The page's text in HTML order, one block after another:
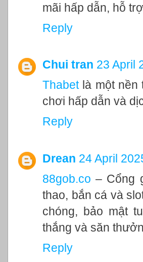
mãi hấp dẫn, hỗ
Reply
Chui tran 23 April
Thabetlà một nền
chơi hấp dẫn và
Reply
Drean 24 April
88gob.co – Cổng
thao, bắn cá và
chóng, bảo mật
thắng và săn
Reply